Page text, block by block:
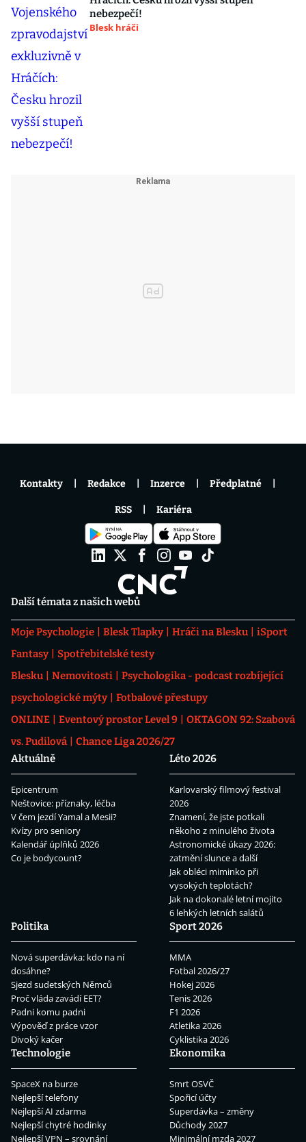
nebezpečí!
Blesk hráči
Další témata z našich webů
Moje Psychologie Blesk Tlapky Hráči na Blesku
iSport
Fantasy
Spotřebitelské testy
Blesku
Nemovitosti
Psychologika - podcast rozbíjející
psychologické mýty
Fotbalové přestupy
ONLINE
Eventový prostor Level 9
OKTAGON 92: Szabová
vs. Pudilová
Chance Liga 2026/27
Aktuálně
Epicentrum
Neštovice: příznaky, léčba
V čem jezdí Yamal a Mesii?
Kvízy pro seniory
Kalendář úplňků 2026
Co je bodycount?
Léto 2026
Karlovarský filmový festival
2026
Znamení, že jste potkali
někoho z minulého života
Astronomické úkazy 2026:
zatmění slunce a další
Jak obléci miminko při
vysokých teplotách?
Jak na dokonalé letní mojito
6 lehkých letních salátů
Politika
Nová superdávka: kdo na ní
dosáhne?
Sjezd sudetských Němců
Proč vláda zavádí EET?
Padni komu padni
Výpověď z práce vzor
Divoký kačer
Sport 2026
MMA
Fotbal 2026/27
Hokej 2026
Tenis 2026
F1 2026
Atletika 2026
Cyklistika 2026
Technologie
SpaceX na burze
Nejlepší telefony
Nejlepší AI zdarma
Nejlepší chytré hodinky
Nejlepší VPN – srovnání
Ekonomika
Smrt OSVČ
Spořicí účty
Superdávka – změny
Důchody 2027
Minimální mzda 2027
Kontakty Redakce Inzerce Předplatné
RSS Kariéra